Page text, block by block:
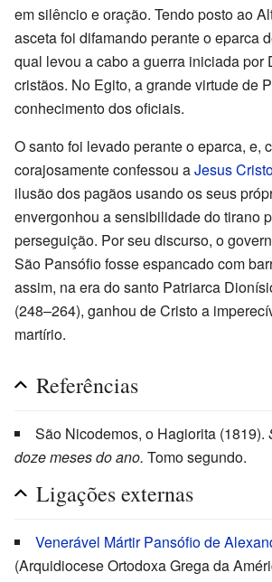
em silêncio e oração. Tendo posto ao
asceta foi difamando perante o eparca
qual levou a cabo a guerra iniciada por
cristãos. No Egito, a grande virtude de
conhecimento dos oficiais.
O santo foi levado perante o eparca, e,
corajosamente confessou aJesus
ilusão dos pagãos usando os seus
envergonhou a sensibilidade do tirano
perseguição. Por seu discurso, o
São Pansófio fosse espancado com
assim, na era do santo Patriarca
(248–264), ganhou de Cristo a
martírio.
Referências
São Nicodemos, o Hagiorita (1819).
doze meses do ano. Tomo segundo.
Ligações externas
Venerável Mártir Pansófio de
(Arquidiocese Ortodoxa Grega da